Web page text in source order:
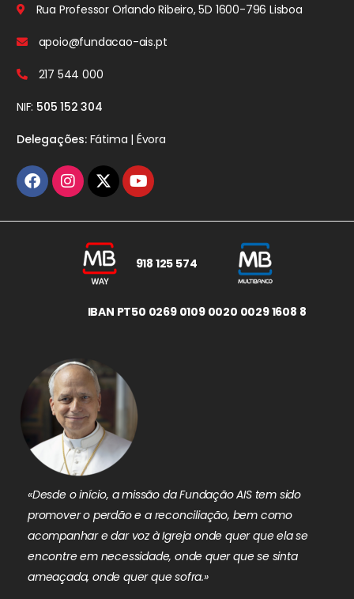
Rua Professor Orlando Ribeiro, 5D 1600-796 Lisboa
apoio@fundacao-ais.pt
217 544 000
NIF: 505 152 304
Delegações:Fátima | Évora
918 125 574
IBAN PT50 0269 0109 0020 0029 1608 8
«Desde o início, a missão da Fundação AIS tem sido
promover o perdão e a reconciliação, bem como
acompanhar e dar voz à Igreja onde quer que ela se
encontre em necessidade, onde quer que se sinta
ameaçada, onde quer que sofra.»